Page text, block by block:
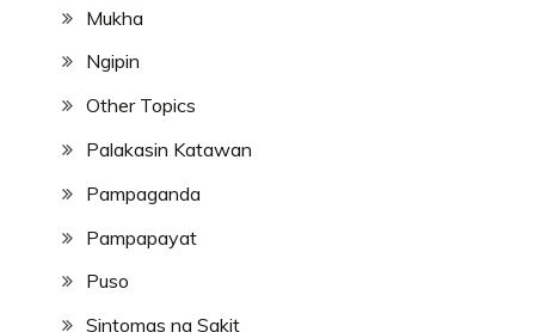
Mukha
Ngipin
Other Topics
Palakasin Katawan
Pampaganda
Pampapayat
Puso
Sintomas ng Sakit